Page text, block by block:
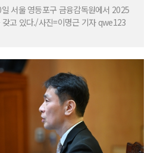
서울 영등포구 금융감독원에서 2025
고 있다./사진=이명근 기자 qwe123